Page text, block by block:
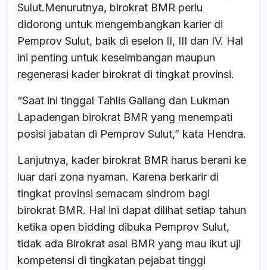
Sulut.Menurutnya, birokrat BMR perlu
didorong untuk mengembangkan karier di
Pemprov Sulut, baik di eselon II, III dan IV. Hal
ini penting untuk keseimbangan maupun
regenerasi kader birokrat di tingkat provinsi.
“Saat ini tinggal Tahlis Gallang dan Lukman
Lapadengan birokrat BMR yang menempati
posisi jabatan di Pemprov Sulut,” kata Hendra.
Lanjutnya, kader birokrat BMR harus berani ke
luar dari zona nyaman. Karena berkarir di
tingkat provinsi semacam sindrom bagi
birokrat BMR. Hal ini dapat dilihat setiap tahun
ketika open bidding dibuka Pemprov Sulut,
tidak ada Birokrat asal BMR yang mau ikut uji
kompetensi di tingkatan pejabat tinggi